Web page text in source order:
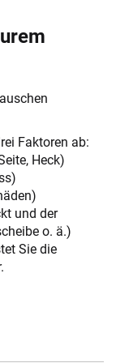
Faktoren ab:
Heck)
und der
o. ä.)
Sie die